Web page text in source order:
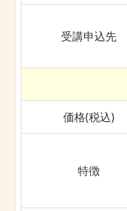
受講申込先
価格(税込)
特徴